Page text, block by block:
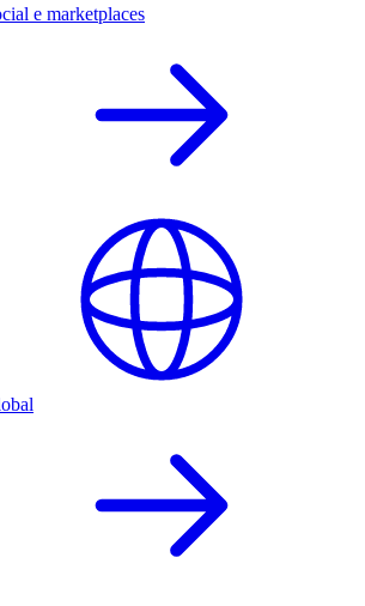
e marketplaces